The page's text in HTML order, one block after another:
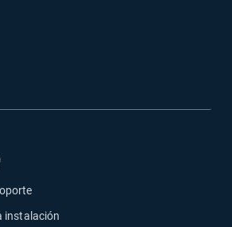
Abrir en una nueva ventana
instalación